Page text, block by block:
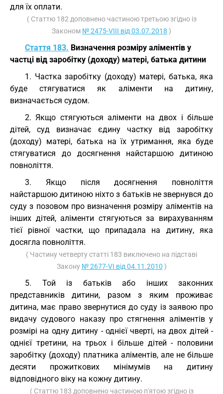
для їх оплати.
( Статтю 182 доповнено частиною третьою згідно із
Законом № 2475-VIII від 03.07.2018 )
Стаття 183. Визначення розміру аліментів у
частці від заробітку (доходу) матері, батька дитини
1. Частка заробітку (доходу) матері, батька, яка
буде стягуватися як аліменти на дитину,
визначається судом.
2. Якщо стягуються аліменти на двох і більше
дітей, суд визначає єдину частку від заробітку
(доходу) матері, батька на їх утримання, яка буде
стягуватися до досягнення найстаршою дитиною
повноліття.
3. Якщо після досягнення повноліття
найстаршою дитиною ніхто з батьків не звернувся до
суду з позовом про визначення розміру аліментів на
інших дітей, аліменти стягуються за вирахуванням
тієї рівної частки, що припадала на дитину, яка
досягла повноліття.
( Частину четверту статті 183 виключено на підставі
Закону № 2677-VI від 04.11.2010 )
5. Той із батьків або інших законних
представників дитини, разом з яким проживає
дитина, має право звернутися до суду із заявою про
видачу судового наказу про стягнення аліментів у
розмірі на одну дитину - однієї чверті, на двох дітей -
однієї третини, на трьох і більше дітей - половини
заробітку (доходу) платника аліментів, але не більше
десяти прожиткових мінімумів на дитину
відповідного віку на кожну дитину.
( Статтю 183 доповнено частиною п'ятою згідно із